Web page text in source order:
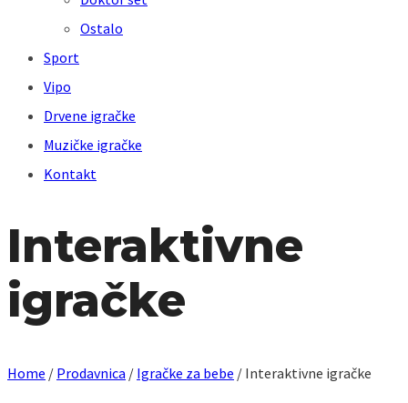
Ostalo
Sport
Vipo
Drvene igračke
Muzičke igračke
Kontakt
Interaktivne
igračke
Home / Prodavnica / Igračke za bebe / Interaktivne igračke